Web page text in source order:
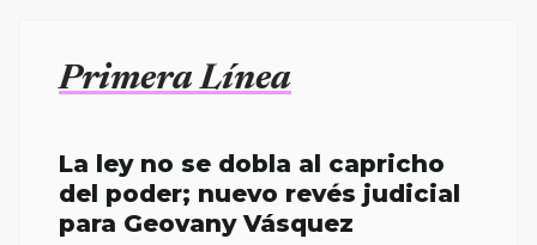
Primera Línea
La ley no se dobla al capricho
del poder; nuevo revés judicial
para Geovany Vásquez